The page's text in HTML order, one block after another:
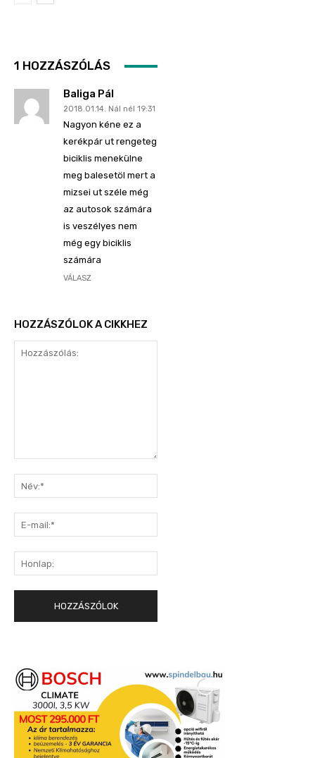
1 HOZZÁSZÓLÁS
Baliga Pál
2018.01.14. Nál nél 19:31
Nagyon kéne ez a
kerékpár ut rengeteg
biciklis menekülne
meg balesetöl mert a
mizsei ut széle még
az autosok számára
is veszélyes nem
még egy biciklis
számára
VÁLASZ
HOZZÁSZÓLOK A CIKKHEZ
mail:*